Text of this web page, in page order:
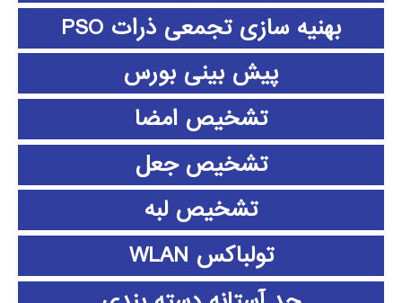
بهنیه سازی تجمعی ذرات PSO
پیش بینی بورس
تشخیص امضا
تشخیص جعل
تشخیص لبه
تولباکس WLAN